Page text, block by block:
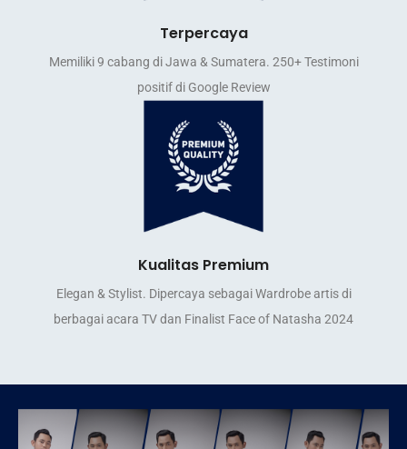
Terpercaya
Memiliki 9 cabang di Jawa & Sumatera. 250+ Testimoni
positif di Google Review
Kualitas Premium
Elegan & Stylist. Dipercaya sebagai Wardrobe artis di
berbagai acara TV dan Finalist Face of Natasha 2024